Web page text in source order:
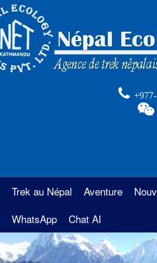
Trek au Népal
La région de l’Annapurna
La région de l’Everest
Aventure
Rafting au Népal
Safari au Népal
WhatsApp Chat AI